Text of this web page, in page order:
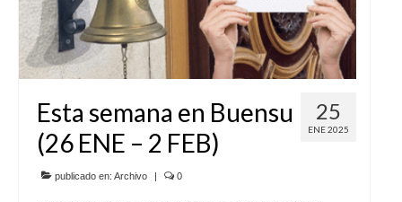
25
ENE 2025
Esta semana en Buensu
(26 ENE – 2 FEB)
publicado en: Archivo | 0